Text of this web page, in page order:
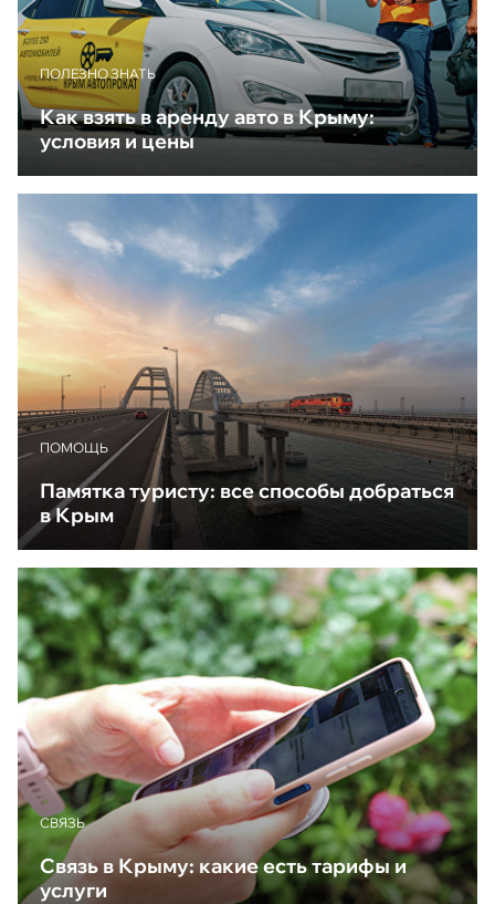
ПОЛЕЗНО ЗНАТЬ
Как взять в аренду авто в Крыму:
условия и цены
ПОМОЩЬ
Памятка туристу: все способы добраться
в Крым
CВЯЗЬ
Связь в Крыму: какие есть тарифы и
услуги